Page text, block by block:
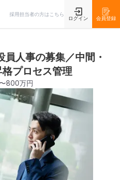
採用担当者の方はこちら
ログイン 会員登録
員人事の募集／中間・
プロセス管理
800万円